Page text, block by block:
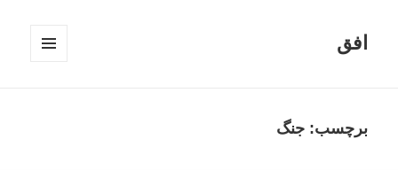
افق
برچسب:جنگ